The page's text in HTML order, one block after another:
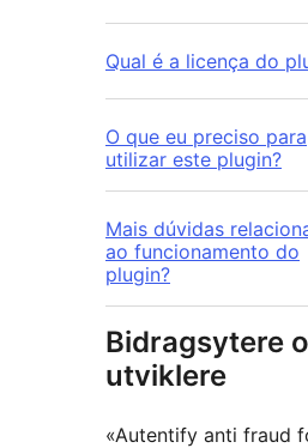
Qual é a licença do
O que eu preciso para
utilizar este plugin?
Mais dúvidas
ao funcionamento do
plugin?
Bidragsytere
utviklere
«Autentify anti fraud